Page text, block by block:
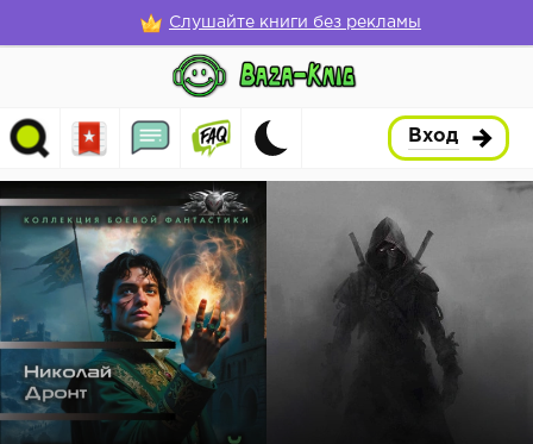
Слушайте книги без рекламы
Вход